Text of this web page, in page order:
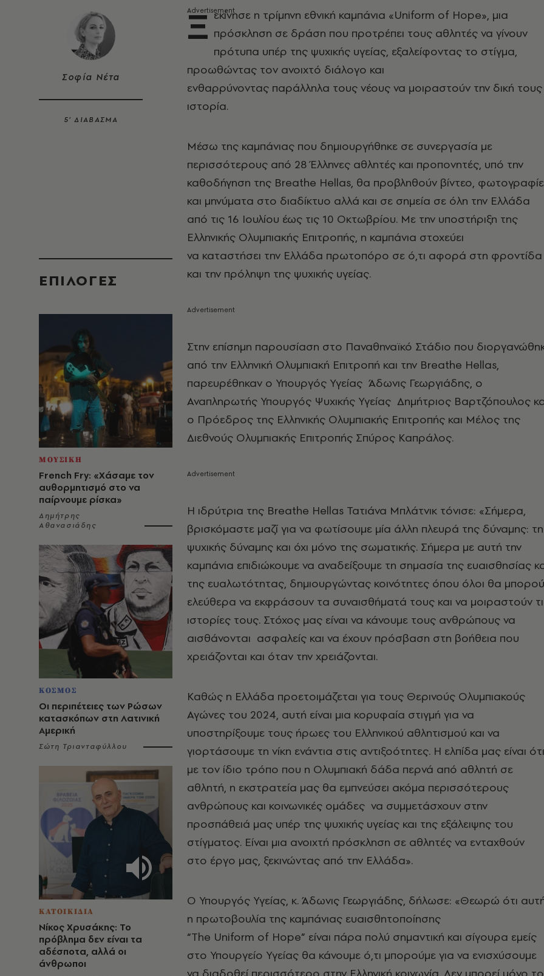
Σοφία Νέτα
5’ ΔΙΑΒΑΣΜΑ
EΠΙΛΟΓΈΣ
ΜΟΥΣΙΚΗ
French Fry: «Χάσαμε τον
αυθορμητισμό στο να
παίρνουμε ρίσκα»
Δημήτρης
Αθανασιάδης
ΚΟΣΜΟΣ
Οι περιπέτειες των Ρώσων
κατασκόπων στη Λατινική
Αμερική
Σώτη Τριανταφύλλου
ΚΑΤΟΙΚΙΔΙΑ
Νίκος Χρυσάκης: Το
πρόβλημα δεν είναι τα
αδέσποτα, αλλά οι
άνθρωποι
Ξ εκίνησε η τρίμηνη εθνική καμπάνια «Uniform of Hope», μια
πρόσκληση σε δράση που προτρέπει τους αθλητές να γίνουν
πρότυπα υπέρ της ψυχικής υγείας, εξαλείφοντας το στίγμα,
προωθώντας τον ανοιχτό διάλογο και
ενθαρρύνοντας παράλληλα τους νέους να μοιραστούν την δική τους
ιστορία.
Μέσω της καμπάνιας που δημιουργήθηκε σε συνεργασία με
περισσότερους από 28 Έλληνες αθλητές και προπονητές, υπό την
καθοδήγηση της Breathe Hellas, θα προβληθούν βίντεο,
και μηνύματα στο διαδίκτυο αλλά και σε σημεία σε όλη την Ελλάδα
από τις 16 Ιουλίου έως τις 10 Οκτωβρίου. Με την υποστήριξη της
Ελληνικής Ολυμπιακής Επιτροπής, η καμπάνια στοχεύει
να καταστήσει την Ελλάδα πρωτοπόρο σε ό,τι αφορά στη φροντίδα
και την πρόληψη της ψυχικής υγείας.
Στην επίσημη παρουσίαση στο Παναθηναϊκό Στάδιο που
από την Ελληνική Ολυμπιακή Επιτροπή και την Breathe Hellas,
παρευρέθηκαν ο Υπουργός Υγείας Άδωνις Γεωργιάδης, ο
Αναπληρωτής Υπουργός Ψυχικής Υγείας Δημήτριος Βαρτζόπουλος
ο Πρόεδρος της Ελληνικής Ολυμπιακής Επιτροπής και Μέλος της
Διεθνούς Ολυμπιακής Επιτροπής Σπύρος Καπράλος.
Η ιδρύτρια της Breathe Hellas Τατιάνα Μπλάτνικ τόνισε: «Σήμερα,
βρισκόμαστε μαζί για να φωτίσουμε μία άλλη πλευρά της δύναμης:
ψυχικής δύναμης και όχι μόνο της σωματικής. Σήμερα με αυτή την
καμπάνια επιδιώκουμε να αναδείξουμε τη σημασία της ευαισθησίας
της ευαλωτότητας, δημιουργώντας κοινότητες όπου όλοι θα
ελεύθερα να εκφράσουν τα συναισθήματά τους και να μοιραστούν
ιστορίες τους. Στόχος μας είναι να κάνουμε τους ανθρώπους να
αισθάνονται ασφαλείς και να έχουν πρόσβαση στη βοήθεια που
χρειάζονται και όταν την χρειάζονται.
Καθώς η Ελλάδα προετοιμάζεται για τους Θερινούς Ολυμπιακούς
Αγώνες του 2024, αυτή είναι μια κορυφαία στιγμή για να
υποστηρίξουμε τους ήρωες του Ελληνικού αθλητισμού και να
γιορτάσουμε τη νίκη ενάντια στις αντιξοότητες. Η ελπίδα μας είναι
με τον ίδιο τρόπο που η Ολυμπιακή δάδα περνά από αθλητή σε
αθλητή, η εκστρατεία μας θα εμπνεύσει ακόμα περισσότερους
ανθρώπους και κοινωνικές ομάδες να συμμετάσχουν στην
προσπάθειά μας υπέρ της ψυχικής υγείας και της εξάλειψης του
στίγματος. Είναι μια ανοιχτή πρόσκληση σε αθλητές να ενταχθούν
στο έργο μας, ξεκινώντας από την Ελλάδα».
Ο Υπουργός Υγείας, κ. Άδωνις Γεωργιάδης, δήλωσε: «Θεωρώ ότι
η πρωτοβουλία της καμπάνιας ευαισθητοποίησης
“The Uniform of Hope” είναι πάρα πολύ σημαντική και σίγουρα εμείς
στο Υπουργείο Υγείας θα κάνουμε ό,τι μπορούμε για να ενισχύσουμε